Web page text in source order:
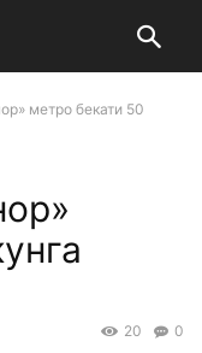
метро бекати 50
0
20